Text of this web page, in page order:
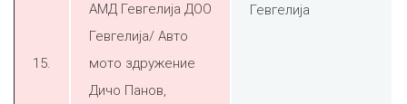
Гевгелија
15.
АМД Гевгелија ДОО
Гевгелија/ Авто
мото здружение
Дичо Панов,